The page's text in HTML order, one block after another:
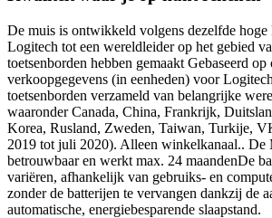
De muis is ontwikkeld volgens dezelfde
Logitech tot een wereldleider op het gebied
toetsenborden hebben gemaakt Gebaseerd
verkoopgegevens (in eenheden) voor
toetsenborden verzameld van belangrijke
waaronder Canada, China, Frankrijk,
Korea, Rusland, Zweden, Taiwan, Turkije,
2019 tot juli 2020). Alleen winkelkanaal.. De
betrouwbaar en werkt max. 24 maandenDe
variëren, afhankelijk van gebruiks- en
zonder de batterijen te vervangen dankzij de
automatische, energiebesparende slaapstand.